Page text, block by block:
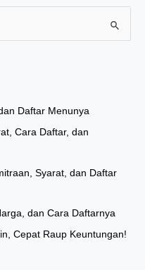
Daftar Menunya
Cara Daftar, dan
Syarat, dan Daftar
dan Cara Daftarnya
Cepat Raup Keuntungan!